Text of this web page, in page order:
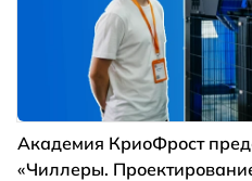
Академия КриоФрост
«Чиллеры.